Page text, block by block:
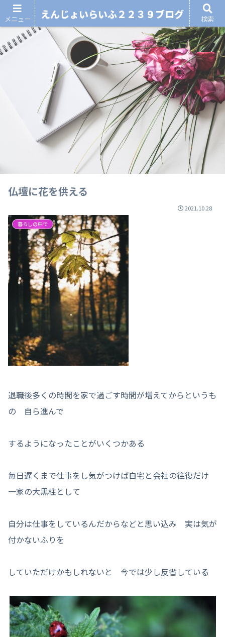
仏壇に花を供える
2021.10.28
暮らしの中で
退職後多くの時間を家で過ごす時間が増えてからというも
の 自ら進んで
するようになったことがいくつかある
毎日遅くまで仕事をし気がつけば自宅と会社の往復だけ
一家の大黒柱として
自分は仕事をしているんだからなどと思い込み 実は気が
付かないふりを
していただけかもしれないと 今では少し反省している
メニュー えんじょいらいふ２２３９ブログ 検索